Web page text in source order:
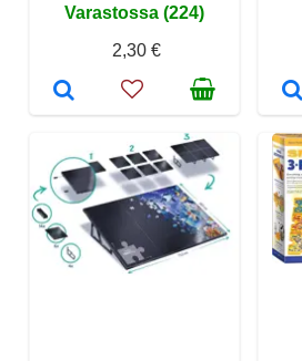
Varastossa (224)
2,30 €